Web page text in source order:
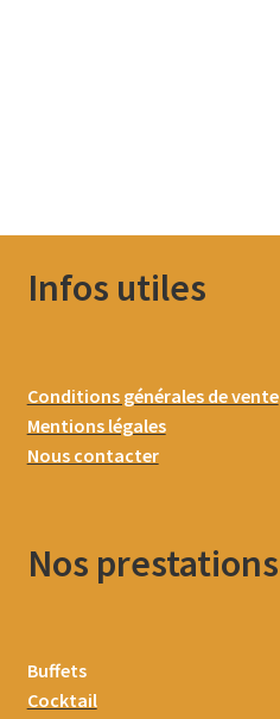
Infos utiles
Conditions générales de vente
Mentions légales
Nous contacter
Nos prestations
Buffets
Cocktail